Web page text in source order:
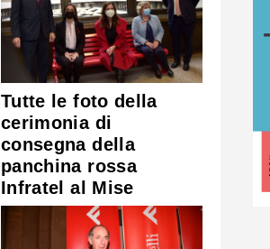
Tutte le foto della
cerimonia di
consegna della
panchina rossa
Infratel al Mise